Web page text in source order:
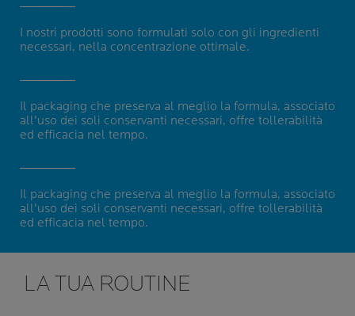
I nostri prodotti sono formulati solo con gli ingredienti
necessari, nella concentrazione ottimale.
Il packaging che preserva al meglio la formula, associato
all'uso dei soli conservanti necessari, offre tollerabilità
ed efficacia nel tempo.
Il packaging che preserva al meglio la formula, associato
all'uso dei soli conservanti necessari, offre tollerabilità
ed efficacia nel tempo.
LA TUA ROUTINE